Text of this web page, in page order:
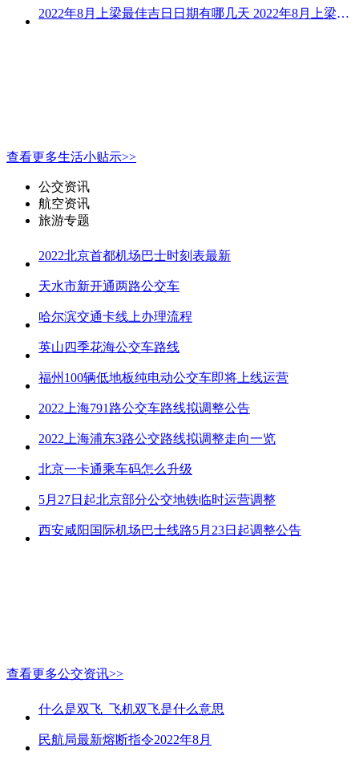
2022年8月上梁最佳吉日日期有哪几天 2022年8月上梁的黄道吉日
查看更多生活小贴示>>
公交资讯
航空资讯
旅游专题
2022北京首都机场巴士时刻表最新
天水市新开通两路公交车
哈尔滨交通卡线上办理流程
英山四季花海公交车路线
福州100辆低地板纯电动公交车即将上线运营
2022上海791路公交车路线拟调整公告
2022上海浦东3路公交路线拟调整走向一览
北京一卡通乘车码怎么升级
5月27日起北京部分公交地铁临时运营调整
西安咸阳国际机场巴士线路5月23日起调整公告
查看更多公交资讯>>
什么是双飞_飞机双飞是什么意思
民航局最新熔断指令2022年8月